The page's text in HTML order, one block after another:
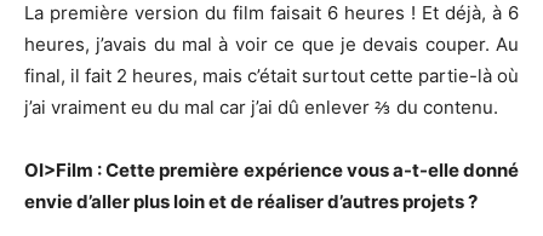
La première version du film faisait 6 heures ! Et déjà, à 6
heures, j’avais du mal à voir ce que je devais couper. Au
final, il fait 2 heures, mais c’était surtout cette partie-là où
j’ai vraiment eu du mal car j’ai dû enlever ⅔ du contenu.
OI>Film : Cette première expérience vous a-t-elle donné
envie d’aller plus loin et de réaliser d’autres projets ?